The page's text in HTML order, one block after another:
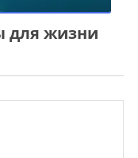
для жизни